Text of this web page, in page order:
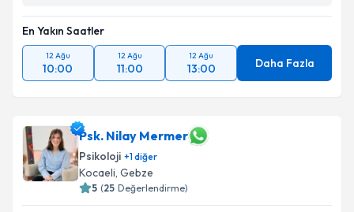
En Yakın Saatler
12 Ağu
10:00
12 Ağu
11:00
12 Ağu
13:00 Daha Fazla
Psk. Nilay Mermer
Psikoloji +1diğer
Kocaeli, Gebze
5 (25 Değerlendirme)